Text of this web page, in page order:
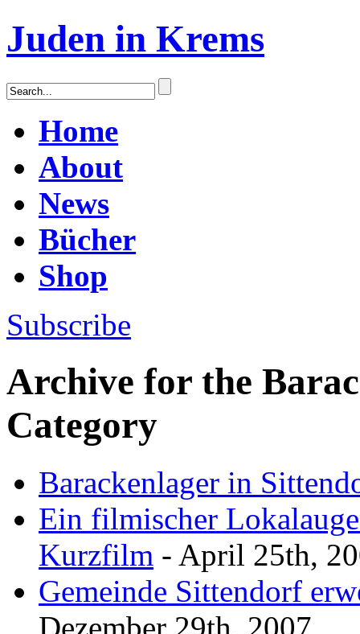
Juden in Krems
Home
About
News
Bücher
Shop
Subscribe
Archive for the
Category
Barackenlager in
Ein filmischer
Kurzfilm - April 25th,
Gemeinde Sittendorf
Dezember 29th, 2007